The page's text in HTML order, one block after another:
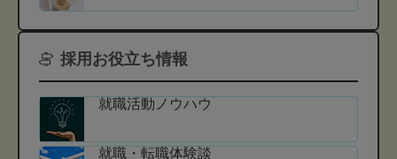
採用お役立ち情報
就職活動ノウハウ
就職・転職体験談